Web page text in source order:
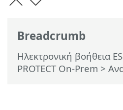
Breadcrumb
Ηλεκτρονική βοήθεια
PROTECT On-Prem >